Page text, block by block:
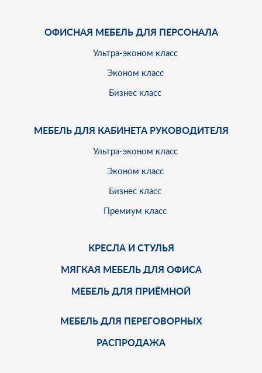
ОФИСНАЯ МЕБЕЛЬ ДЛЯ ПЕРСОНАЛА
Ультра-эконом класс
Эконом класс
Бизнес класс
МЕБЕЛЬ ДЛЯ КАБИНЕТА РУКОВОДИТЕЛЯ
Ультра-эконом класс
Эконом класс
Бизнес класс
Премиум класс
КРЕСЛА И СТУЛЬЯ
МЯГКАЯ МЕБЕЛЬ ДЛЯ ОФИСА
МЕБЕЛЬ ДЛЯ ПРИЁМНОЙ
МЕБЕЛЬ ДЛЯ ПЕРЕГОВОРНЫХ
РАСПРОДАЖА